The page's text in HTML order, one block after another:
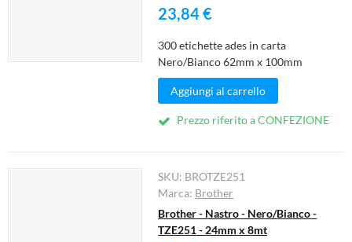
23,84 €
300 etichette ades in carta
Nero/Bianco 62mm x 100mm
Aggiungi al carrello
Prezzo riferito a CONFEZIONE
SKU: BROTZE251
Marca: Brother
Brother - Nastro - Nero/Bianco -
TZE251 - 24mm x 8mt